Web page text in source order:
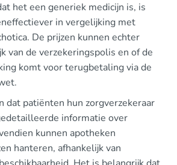
het een generiek medicijn is, is
in vergelijking met
De prijzen kunnen echter
van de verzekeringspolis en of de
komt voor terugbetaling via de
dat patiënten hun zorgverzekeraar
informatie over
kunnen apotheken
hanteren, afhankelijk van